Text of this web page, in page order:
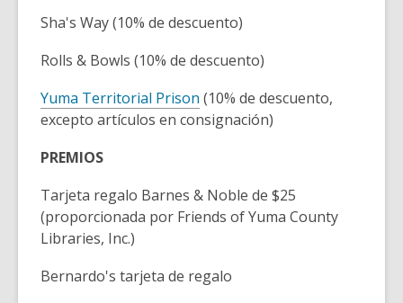
Sha's Way (10% de descuento)
Rolls & Bowls (10% de descuento)
Yuma Territorial Prison (10% de descuento,
excepto artículos en consignación)
PREMIOS
Tarjeta regalo Barnes & Noble de $25
(proporcionada por Friends of Yuma County
Libraries, Inc.)
Bernardo's tarjeta de regalo